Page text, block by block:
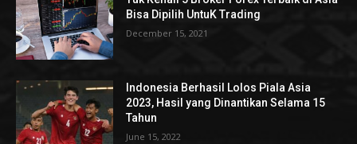
Bisa Dipilih UntuK Trading
December 15, 2021
Indonesia Berhasil Lolos Piala Asia
2023, Hasil yang Dinantikan Selama 15
Tahun
June 15, 2022